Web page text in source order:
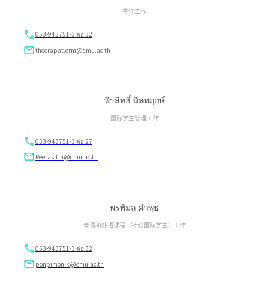
签证工作
053-943751-3 ต่อ 32
theerapat.orm@cmu.ac.th
พีรสิทธิ์ นิลพฤกษ์
国际学生管理工作
053-943751-3 ต่อ 27
Peerasit.n@cmu.ac.th
พรพิมล คำพุธ
泰语和外语课程（针对国际学生）工作
053-943751-3 ต่อ 32
ponpimon.k@cmu.ac.th